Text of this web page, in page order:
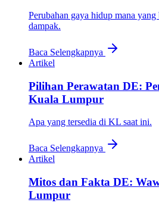
Perubahan gaya hidup mana
dampak.
Baca Selengkapnya
Artikel
Pilihan Perawatan DE:
Kuala Lumpur
Apa yang tersedia di KL saat ini.
Baca Selengkapnya
Artikel
Mitos dan Fakta DE:
Lumpur